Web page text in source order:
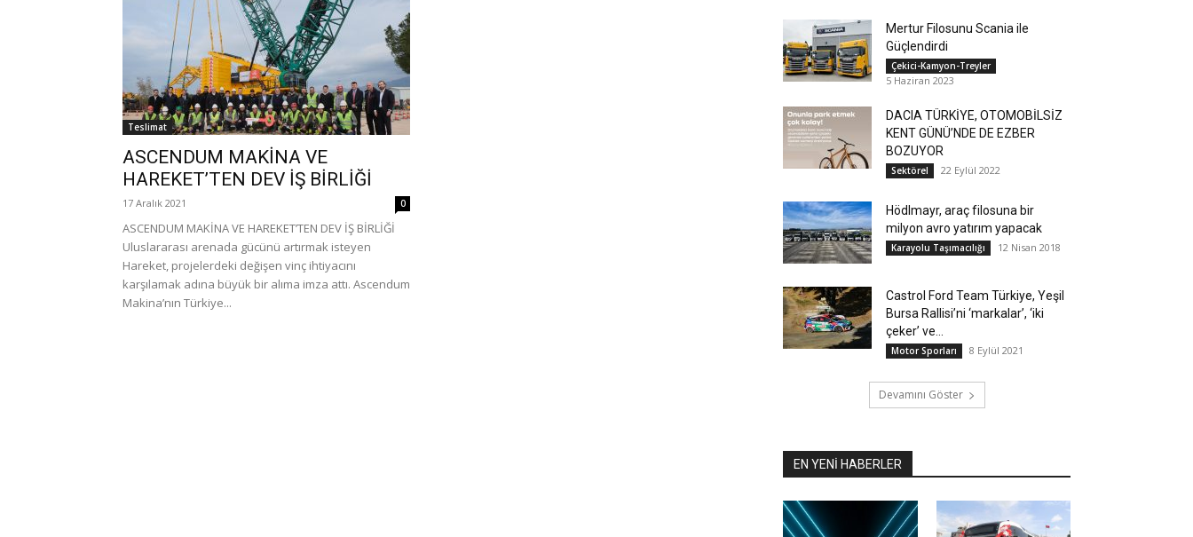
Teslimat
ASCENDUM MAKİNA VE
HAREKET’TEN DEV İŞ BİRLİĞİ
17 Aralık 2021 0
ASCENDUM MAKİNA VE HAREKET’TEN DEV İŞ BİRLİĞİ
Uluslararası arenada gücünü artırmak isteyen
Hareket, projelerdeki değişen vinç ihtiyacını
karşılamak adına büyük bir alıma imza attı. Ascendum
Makina’nın Türkiye...
Mertur Filosunu Scania ile
Güçlendirdi
Çekici-Kamyon-Treyler
5 Haziran 2023
DACIA TÜRKİYE, OTOMOBİLSİZ
KENT GÜNÜ’NDE DE EZBER
BOZUYOR
Sektörel 22 Eylül 2022
Hödlmayr, araç filosuna bir
milyon avro yatırım yapacak
Karayolu Taşımacılığı 12 Nisan 2018
Castrol Ford Team Türkiye, Yeşil
Bursa Rallisi’ni ‘markalar’, ‘iki
çeker’ ve...
Motor Sporları 8 Eylül 2021
Devamını Göster
EN YENİ HABERLER